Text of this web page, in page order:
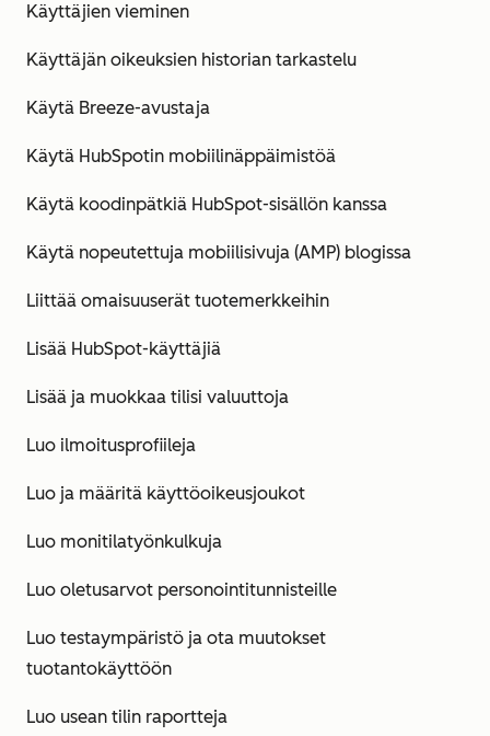
Käyttäjien vieminen
Käyttäjän oikeuksien historian tarkastelu
Käytä Breeze-avustaja
Käytä HubSpotin mobiilinäppäimistöä
Käytä koodinpätkiä HubSpot-sisällön kanssa
Käytä nopeutettuja mobiilisivuja (AMP) blogissa
Liittää omaisuuserät tuotemerkkeihin
Lisää HubSpot-käyttäjiä
Lisää ja muokkaa tilisi valuuttoja
Luo ilmoitusprofiileja
Luo ja määritä käyttöoikeusjoukot
Luo monitilatyönkulkuja
Luo oletusarvot personointitunnisteille
Luo testaympäristö ja ota muutokset
tuotantokäyttöön
Luo usean tilin raportteja